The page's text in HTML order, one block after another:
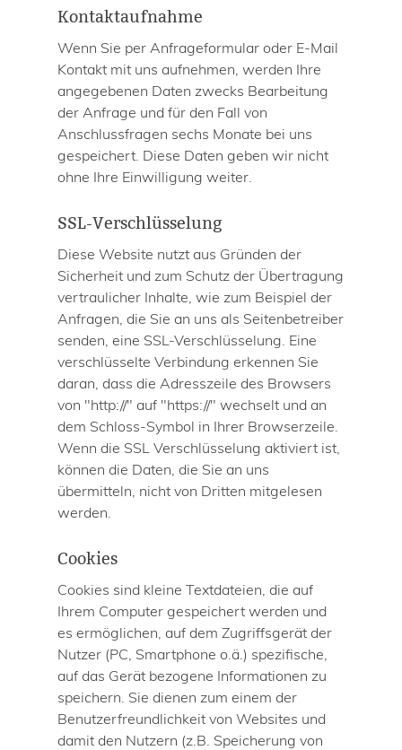
Kontaktaufnahme
Wenn Sie per Anfrageformular oder E-Mail
Kontakt mit uns aufnehmen, werden Ihre
angegebenen Daten zwecks Bearbeitung
der Anfrage und für den Fall von
Anschlussfragen sechs Monate bei uns
gespeichert. Diese Daten geben wir nicht
ohne Ihre Einwilligung weiter.
SSL-Verschlüsselung
Diese Website nutzt aus Gründen der
Sicherheit und zum Schutz der Übertragung
vertraulicher Inhalte, wie zum Beispiel der
Anfragen, die Sie an uns als Seitenbetreiber
senden, eine SSL-Verschlüsselung. Eine
verschlüsselte Verbindung erkennen Sie
daran, dass die Adresszeile des Browsers
von "http://" auf "https://" wechselt und an
dem Schloss-Symbol in Ihrer Browserzeile.
Wenn die SSL Verschlüsselung aktiviert ist,
können die Daten, die Sie an uns
übermitteln, nicht von Dritten mitgelesen
werden.
Cookies
Cookies sind kleine Textdateien, die auf
Ihrem Computer gespeichert werden und
es ermöglichen, auf dem Zugriffsgerät der
Nutzer (PC, Smartphone o.ä.) spezifische,
auf das Gerät bezogene Informationen zu
speichern. Sie dienen zum einem der
Benutzerfreundlichkeit von Websites und
damit den Nutzern (z.B. Speicherung von